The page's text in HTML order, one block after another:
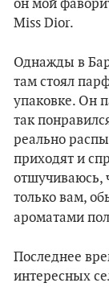
он мой
Miss Dior.
Однажды в
там стоял
упаковке. Он
так
реально
приходят и
отшучиваюсь,
только вам,
ароматами
Последнее
интересных